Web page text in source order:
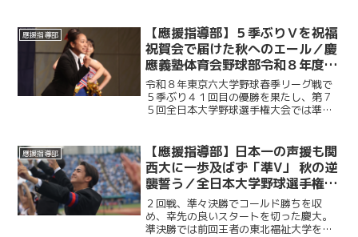
ビュー。それぞれの役割や公演の見どこ
ろ、サマーコンサートに懸...
應援指導部
【應援指導部】５季ぶりＶを祝福
祝賀会で届けた秋へのエール／慶
應義塾体育会野球部令和８年度東
京六大学野球春季リーグ戦優勝
祝賀会～後編～
令和８年東京六大学野球春季リーグ戦で
５季ぶり４１回目の優勝を果たし、第７
５回全日本大学野球選手権大会では準優
人が集まり、選手たちの健闘をたたえ
た。後編では應援指導部が野...
應援指導部
【應援指導部】日本一の声援も関
西大に一歩及ばず「準V」 秋の逆
襲誓う／全日本大学野球選手権大
会決勝 対関西大学戦
２回戦、準々決勝でコールド勝ちを収
め、幸先の良いスタートを切った慶大。
準決勝では前回王者の東北福祉大学を制